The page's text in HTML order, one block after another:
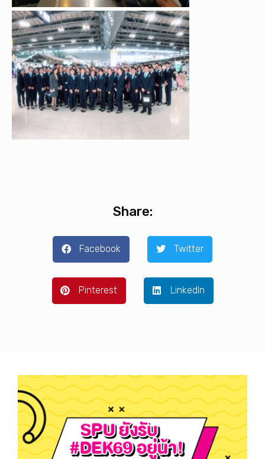
Share:
Facebook Twitter
Pinterest LinkedIn